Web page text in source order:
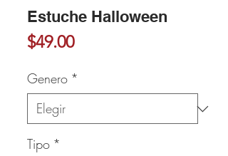
Estuche Halloween
$49.00Precio
Genero *
Tipo *